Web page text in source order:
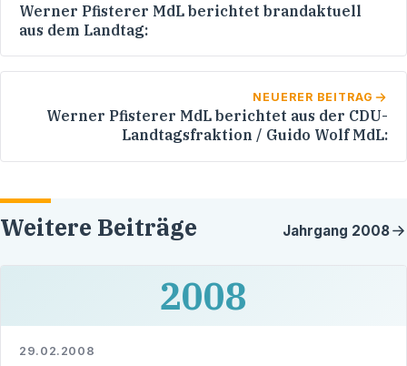
Werner Pfisterer MdL berichtet brandaktuell
aus dem Landtag:
NEUERER BEITRAG
Werner Pfisterer MdL berichtet aus der CDU-
Landtagsfraktion / Guido Wolf MdL:
Weitere Beiträge Jahrgang 2008
2008
29.02.2008